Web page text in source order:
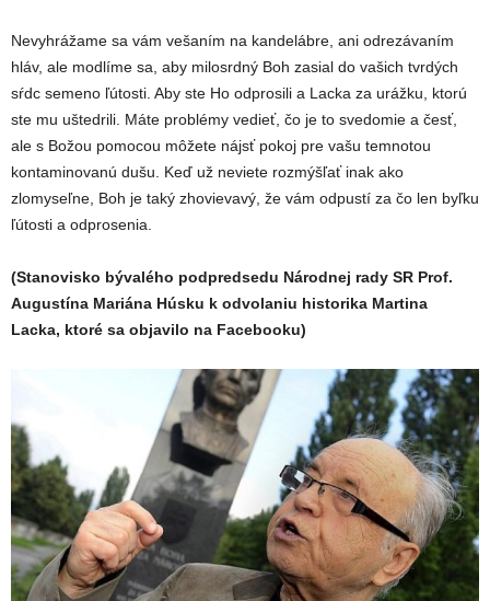
Nevyhrážame sa vám vešaním na kandelábre, ani odrezávaním
hláv, ale modlíme sa, aby milosrdný Boh zasial do vašich tvrdých
sŕdc semeno ľútosti. Aby ste Ho odprosili a Lacka za urážku, ktorú
ste mu uštedrili. Máte problémy vedieť, čo je to svedomie a česť,
ale s Božou pomocou môžete nájsť pokoj pre vašu temnotou
kontaminovanú dušu. Keď už neviete rozmýšľať inak ako
zlomyseľne, Boh je taký zhovievavý, že vám odpustí za čo len byľku
ľútosti a odprosenia.
(Stanovisko bývalého podpredsedu Národnej rady SR Prof.
Augustína Mariána Húsku k odvolaniu historika Martina
Lacka, ktoré sa objavilo na Facebooku)